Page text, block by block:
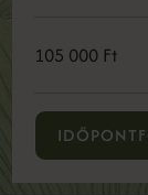
105 000 Ft